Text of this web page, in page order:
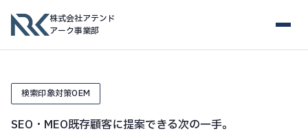
株式会社アテンド
アーク事業部
検索印象対策OEM
SEO・MEO既存顧客に提案できる次の一手。